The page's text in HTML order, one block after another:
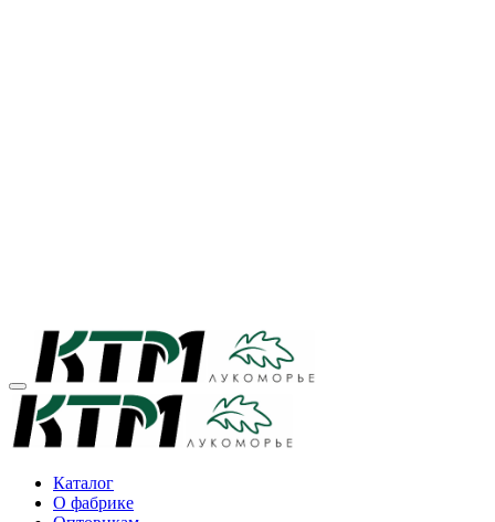
Каталог
О фабрике